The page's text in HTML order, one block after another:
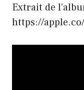
Extrait de
https://